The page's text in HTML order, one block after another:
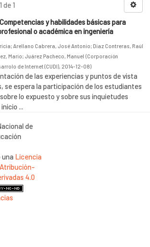
de 1
y habilidades básicas para
o académica en ingeniería
; Arellano Cabrera, José Antonio; Díaz Contreras, Raúl
Mario; Juárez Pacheco, Manuel (Corporación
de Internet (CUDI), 2014-12-08)
de las experiencias y puntos de vista
se espera la participación de los estudiantes
lo expuesto y sobre sus inquietudes
...
de
una Licencia
4.0